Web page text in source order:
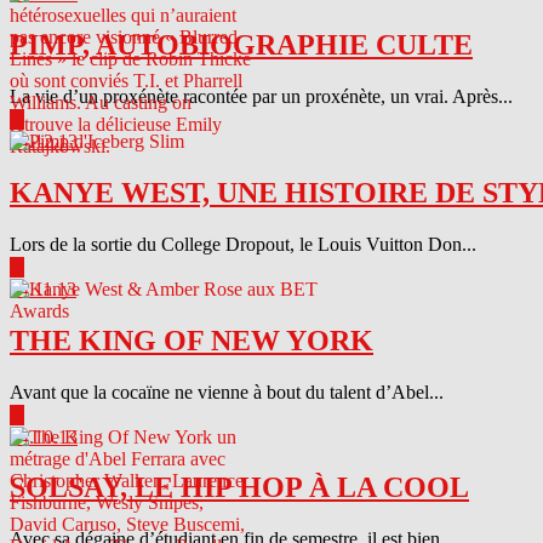
PIMP, AUTOBIOGRAPHIE CULTE
La vie d’un proxénète racontée par un proxénète, un vrai. Après...
04.12.13
KANYE WEST, UNE HISTOIRE DE
Lors de la sortie du College Dropout, le Louis Vuitton Don...
04.11.13
THE KING OF NEW YORK
Avant que la cocaïne ne vienne à bout du talent d’Abel...
04.10.13
SOLSAY, LE HIP HOP À LA COOL